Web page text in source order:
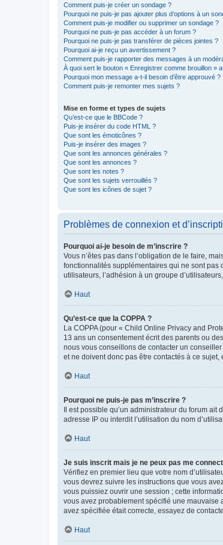
Comment puis-je créer un sondage ?
Pourquoi ne puis-je pas ajouter plus d’options à un
Comment puis-je modifier ou supprimer un sondage ?
Pourquoi ne puis-je pas accéder à un forum ?
Pourquoi ne puis-je pas transférer de pièces jointes ?
Pourquoi ai-je reçu un avertissement ?
Comment puis-je rapporter des messages à un
À quoi sert le bouton « Enregistrer comme brouillon »
Pourquoi mon message a-t-il besoin d’être approuvé ?
Comment puis-je remonter mes sujets ?
Mise en forme et types de sujets
Qu’est-ce que le BBCode ?
Puis-je insérer du code HTML ?
Que sont les émoticônes ?
Puis-je insérer des images ?
Que sont les annonces générales ?
Que sont les annonces ?
Que sont les notes ?
Que sont les sujets verrouillés ?
Que sont les icônes de sujet ?
Problèmes de connexion et
Pourquoi ai-je besoin de m’inscrire ?
Vous n’êtes pas dans l’obligation de le faire,
fonctionnalités supplémentaires qui ne sont pas
utilisateurs, l’adhésion à un groupe
Haut
Qu’est-ce que la COPPA ?
La COPPA (pour « Child Online Privacy and
13 ans un consentement écrit des parents ou
nous vous conseillons de contacter un
et ne doivent donc pas être contactés à ce
Haut
Pourquoi ne puis-je pas m’inscrire ?
Il est possible qu’un administrateur du forum ait
adresse IP ou interdit l’utilisation du nom
Haut
Je suis inscrit mais je ne peux pas me
Vérifiez en premier lieu que votre nom
vous devrez suivre les instructions que vous
vous puissiez ouvrir une session ; cette
vous avez probablement spécifié une mauvaise
avez spécifiée était correcte, essayez de
Haut